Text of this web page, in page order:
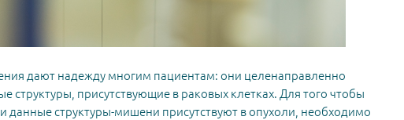
дают надежду многим пациентам: они целенаправленно
структуры, присутствующие в раковых клетках. Для того чтобы
данные структуры-мишени присутствуют в опухоли, необходимо